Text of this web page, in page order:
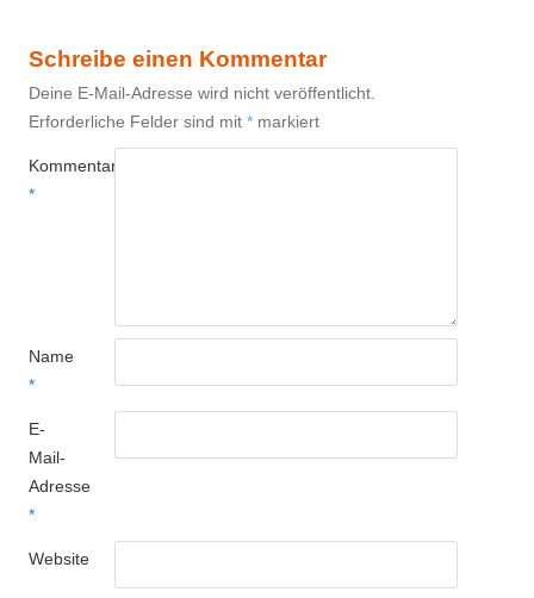
Schreibe einen Kommentar
Deine E-Mail-Adresse wird nicht veröffentlicht.
Erforderliche Felder sind mit * markiert
Kommentar
*
Name
*
E-
Mail-
Adresse
*
Website